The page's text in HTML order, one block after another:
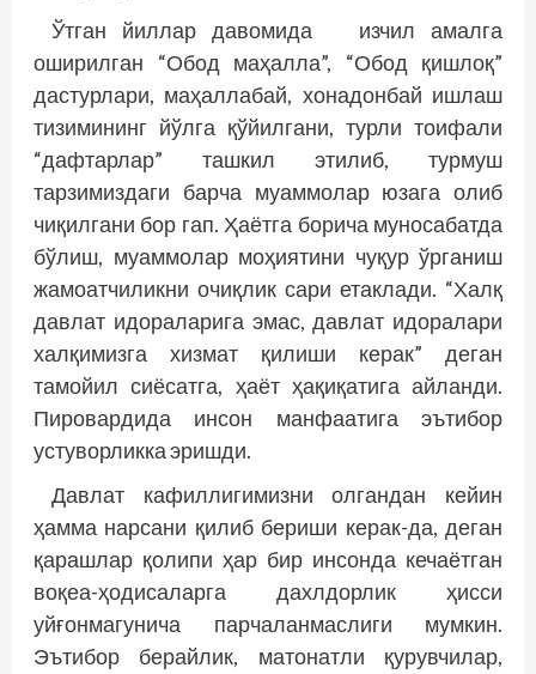
Ўтган йиллар давомида изчил амалга
оширилган “Обод маҳалла”, “Обод қишлоқ”
дас­турлари, маҳаллабай, хонадонбай ишлаш
тизимининг йўлга қўйилгани, турли тоифали
“дафтарлар” ташкил этилиб, турмуш
тарзимиздаги барча муаммолар юзага олиб
чиқилгани бор гап. Ҳаётга борича муносабатда
бўлиш, муаммолар моҳиятини чуқур ўрганиш
жамоатчиликни очиқлик сари етаклади. “Халқ
давлат идораларига эмас, давлат идоралари
халқимизга хизмат қилиши керак” деган
тамойил сиёсатга, ҳаёт ҳақиқатига айланди.
Пировардида инсон манфаатига эътибор
устуворликка эришди.
Давлат кафиллигимизни олгандан кейин
ҳамма нарсани қилиб бериши керак-да, деган
қарашлар қолипи ҳар бир инсонда кечаётган
воқеа-ҳодисаларга дахлдорлик ҳисси
уйғонмагунича парчаланмаслиги мумкин.
Эътибор берайлик, матонатли қурувчилар,